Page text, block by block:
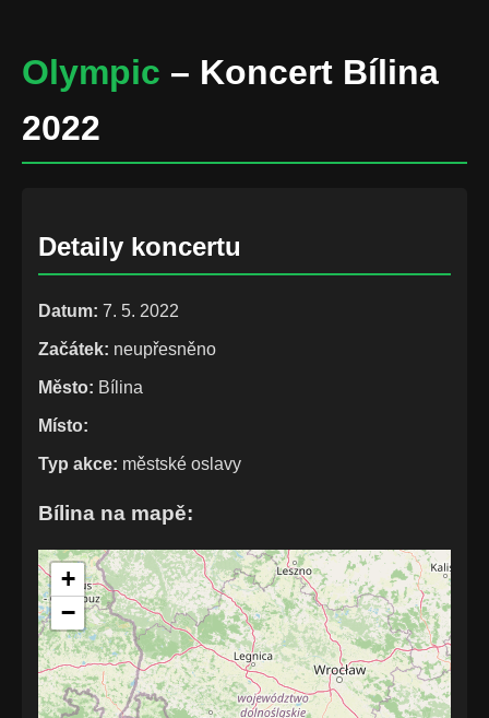
Olympic – Koncert Bílina
2022
Detaily koncertu
Datum: 7. 5. 2022
Začátek: neupřesněno
Město: Bílina
Místo:
Typ akce: městské oslavy
Bílina na mapě:
+
−